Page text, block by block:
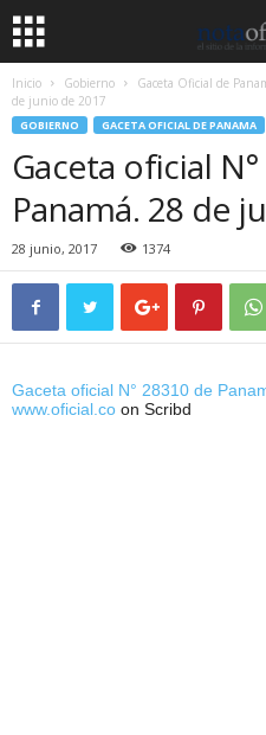
Inicio Gobierno Gaceta Oficial de
de junio de 2017
GOBIERNO GACETA OFICIAL DE PANAMA
Gaceta oficial
Panamá. 28 de
28 junio, 2017 1374
Gaceta oficial N° 28310 de
www.oficial.co on Scribd